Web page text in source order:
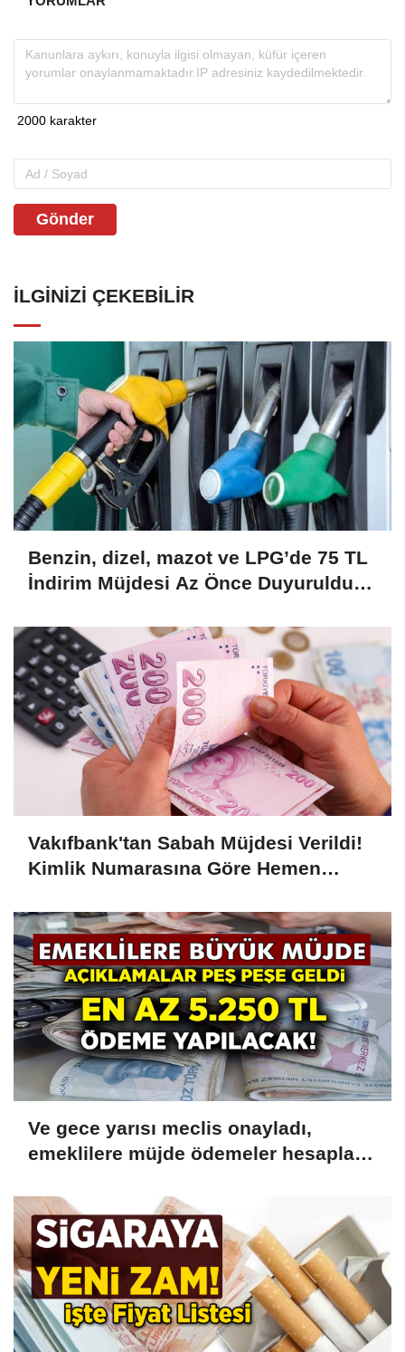
Gönder
İLGINIZI ÇEKEBILIR
Benzin, dizel, mazot ve LPG’de 75 TL
İndirim Müjdesi Az Önce Duyuruldu!
Hemen Başvurun....
Vakıfbank'tan Sabah Müjdesi Verildi!
Kimlik Numarasına Göre Hemen
Ve gece yarısı meclis onayladı,
emeklilere müjde ödemeler hesaplara
Çekebilirsiniz!